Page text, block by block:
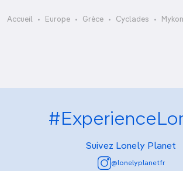
Accueil Europe Grèce Cyclades
Musée maritime de l’Égée
Suivez Lonely Planet
@lonelyplanetfr